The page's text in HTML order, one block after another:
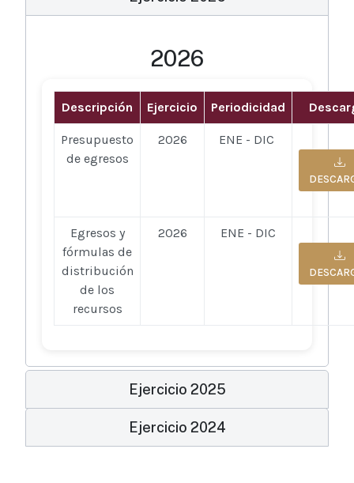
2026
Descripción Ejercicio Periodicidad
Presupuesto
de egresos
2026 ENE - DIC
Egresos y
fórmulas de
distribución
de los
recursos
2026 ENE - DIC
Ejercicio 2025
Ejercicio 2024